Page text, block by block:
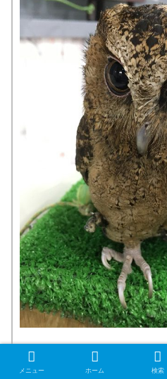
置物みたい。
メニュー ホーム 検索